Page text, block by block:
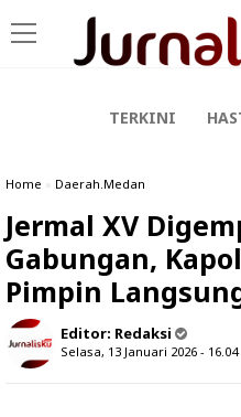
TERKINI
Home » Daerah.Medan
Jermal XV
Gabungan,
Pimpin
Editor: Redaksi
Selasa, 13 Januari 2026 - 16.04